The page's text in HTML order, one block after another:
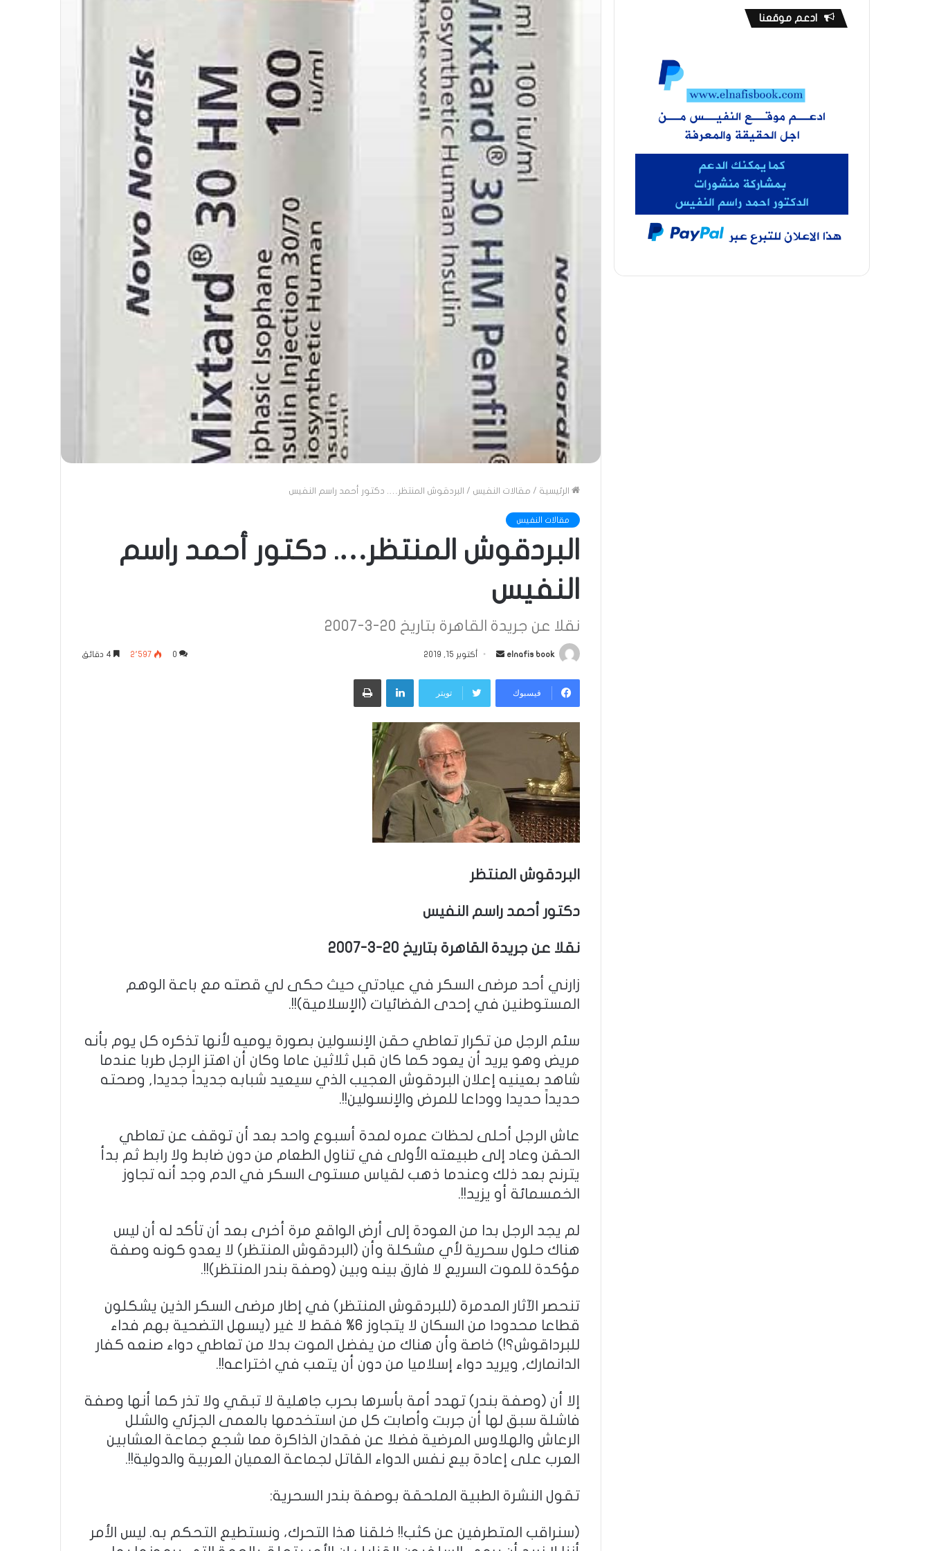
الرئيسية / مقالات النفيس / البردقوش المنتظر…. دكتور أحمد راسم النفيس
مقالات النفيس
البردقوش المنتظر…. دكتور أحمد راسم
النفيس
نقلا عن جريدة القاهرة بتاريخ 20-3-2007
elnafis book
أرسل
أكتوبر 15, 2019 0 2٬597
فيسبوك تويتر
لينكدإن طباعة
البردقوش المنتظر
دكتور أحمد راسم النفيس
نقلا عن جريدة القاهرة بتاريخ 20-3-2007
زارني أحد مرضى السكر في عيادتي حيث حكى لي قصته مع باعة الوهم
المستوطنين في إحدى الفضائيات (الإسلامية)!!.
سئم الرجل من تكرار تعاطي حقن الإنسولين بصورة يوميه لأنها تذكره كل يوم بأنه
مريض وهو يريد أن يعود كما كان قبل ثلاثين عاما وكان أن اهتز الرجل طربا عندما
شاهد بعينيه إعلان البردقوش العجيب الذي سيعيد شبابه جديداً جديدا, وصحته
حديداً حديدا ووداعا للمرض والإنسولين!!.
عاش الرجل أحلى لحظات عمره لمدة أسبوع واحد بعد أن توقف عن تعاطي
الحقن وعاد إلى طبيعته الأولى في تناول الطعام من دون ضابط ولا رابط ثم بدأ
يترنح بعد ذلك وعندما ذهب لقياس مستوى السكر في الدم وجد أنه تجاوز
الخمسمائة أو يزيد!!.
لم يجد الرجل بدا من العودة إلى أرض الواقع مرة أخرى بعد أن تأكد له أن ليس
هناك حلول سحرية لأي مشكلة وأن (البردقوش المنتظر) لا يعدو كونه وصفة
مؤكدة للموت السريع لا فارق بينه وبين (وصفة بندر المنتظر)!!.
تنحصر الآثار المدمرة (للبردقوش المنتظر) في إطار مرضى السكر الذين يشكلون
قطاعا محدودا من السكان لا يتجاوز 6% فقط لا غير (يسهل التضحية بهم فداء
للبرداقوش؟!) خاصة وأن هناك من يفضل الموت بدلا من تعاطي دواء صنعه كفار
الدانمارك, ويريد دواء إسلاميا من دون أن يتعب في اختراعه!!.
إلا أن (وصفة بندر) تهدد أمة بأسرها بحرب جاهلية لا تبقي ولا تذر كما أنها وصفة
فاشلة سبق لها أن جربت وأصابت كل من استخدمها بالعمى الجزئي والشلل
الرعاش والهلاوس المرضية فضلا عن فقدان الذاكرة مما شجع جماعة العشابين
العرب على إعادة بيع نفس الدواء القاتل لجماعة العميان العربية والدولية!!.
تقول النشرة الطبية الملحقة بوصفة بندر السحرية:
(سنراقب المتطرفين عن كثب!! خلقنا هذا التحرك، ونستطيع التحكم به. ليس الأمر
ادعم موقعنا